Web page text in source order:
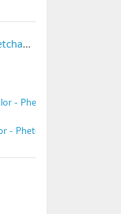
Niche Pride Thonglor - Phetchaburi
- Phetchaburi
- Phetchaburi